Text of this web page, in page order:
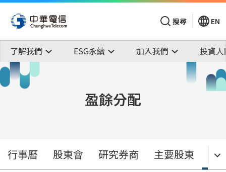
搜尋 EN
了解我們 ESG永續 加入我們 投資
盈餘分配
行事曆 股東會 研究券商 主要股東